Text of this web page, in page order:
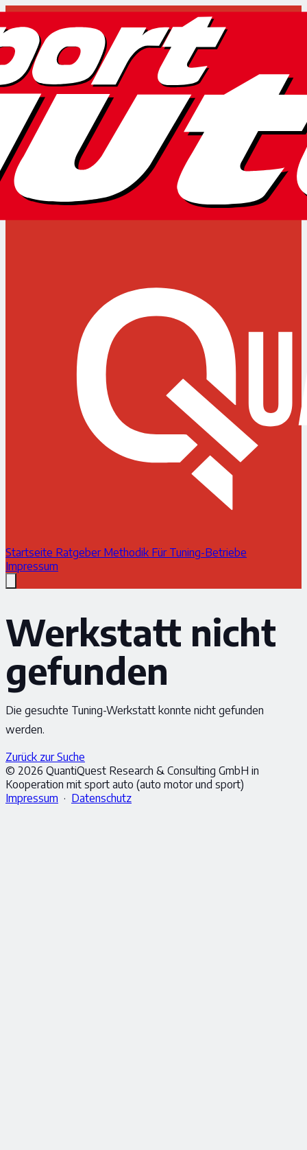
Startseite Ratgeber Methodik Für Tuning-Betriebe
Impressum
Werkstatt nicht
gefunden
Die gesuchte Tuning-Werkstatt konnte nicht gefunden
werden.
Zurück zur Suche
© 2026 QuantiQuest Research & Consulting GmbH in
Kooperation mit sport auto (auto motor und sport)
Impressum · Datenschutz